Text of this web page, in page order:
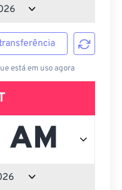
está em uso agora